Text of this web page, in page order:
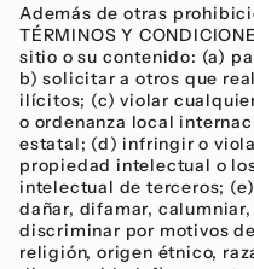
Además de otras
TÉRMINOS Y
sitio o su contenido: (a)
b) solicitar a otros que
ilícitos; (c) violar
o ordenanza local
estatal; (d) infringir o
propiedad intelectual o
intelectual de terceros;
dañar, difamar,
discriminar por motivos
religión, origen étnico,